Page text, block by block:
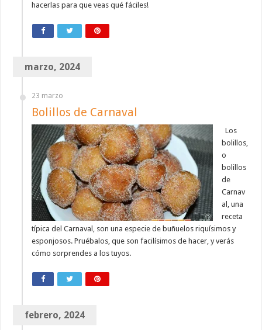
hacerlas para que veas qué fáciles!
marzo, 2024
23 marzo
Bolillos de Carnaval
Los
bolillos,
o
bolillos
de
Carnav
al, una
receta
típica del Carnaval, son una especie de buñuelos riquísimos y
esponjosos. Pruébalos, que son facilísimos de hacer, y verás
cómo sorprendes a los tuyos.
febrero, 2024